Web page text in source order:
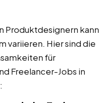
Produktdesignern kann
variieren. Hier sind die
für
Freelancer-Jobs in